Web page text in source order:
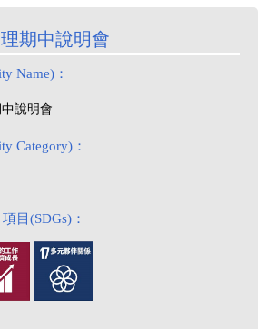
理期中說明會
Name)：
說明會
Category)：
目(SDGs)：